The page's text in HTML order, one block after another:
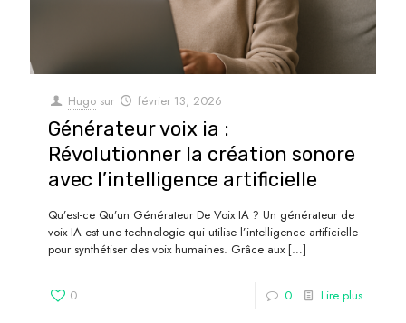
Hugo sur février 13, 2026
Générateur voix ia :
Révolutionner la création sonore
avec l’intelligence artificielle
Qu’est-ce Qu’un Générateur De Voix IA ? Un générateur de
voix IA est une technologie qui utilise l’intelligence artificielle
pour synthétiser des voix humaines. Grâce aux[…]
0 0 Lire plus